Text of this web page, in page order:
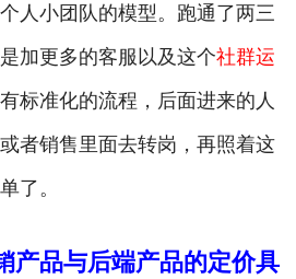
人小团队的模型。跑通了两三
加更多的客服以及这个社群运
标准化的流程，后面进来的人
者销售里面去转岗，再照着这
了。
产品与后端产品的定价具